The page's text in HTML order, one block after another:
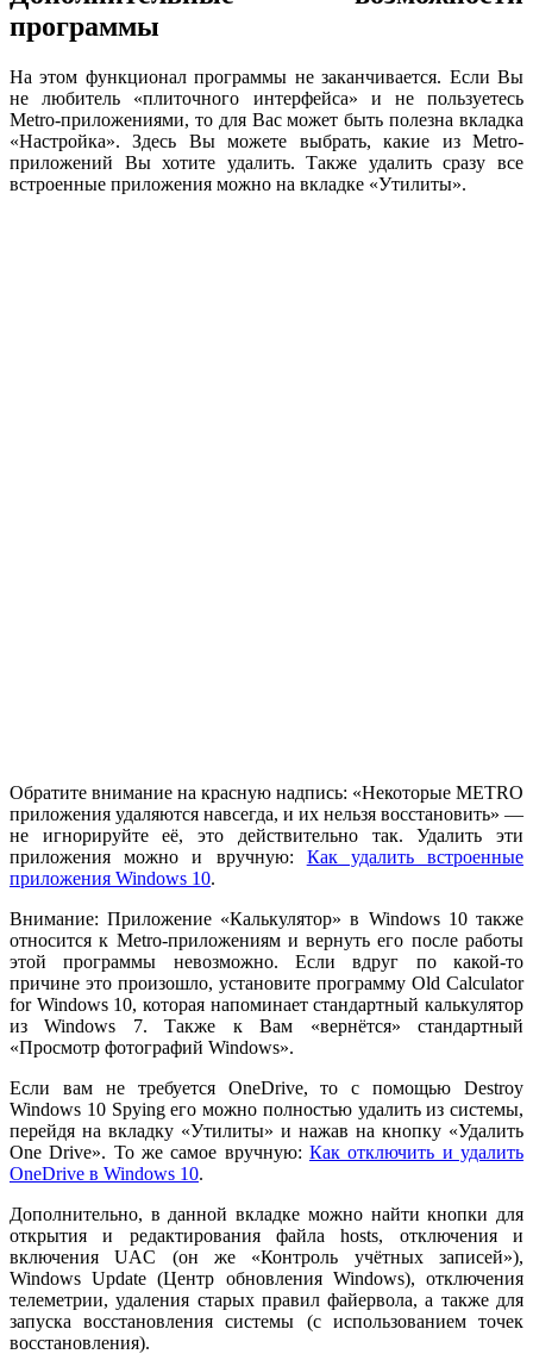
программы
На этом функционал программы не заканчивается. Если Вы
не любитель «плиточного интерфейса» и не пользуетесь
Metro-приложениями, то для Вас может быть полезна вкладка
«Настройка». Здесь Вы можете выбрать, какие из Metro-
приложений Вы хотите удалить. Также удалить сразу все
встроенные приложения можно на вкладке «Утилиты».
Обратите внимание на красную надпись: «Некоторые METRO
приложения удаляются навсегда, и их нельзя восстановить» —
не игнорируйте её, это действительно так. Удалить эти
приложения можно и вручную: Как удалить встроенные
приложения Windows 10.
Внимание: Приложение «Калькулятор» в Windows 10 также
относится к Metro-приложениям и вернуть его после работы
этой программы невозможно. Если вдруг по какой-то
причине это произошло, установите программу Old Calculator
for Windows 10, которая напоминает стандартный калькулятор
из Windows 7. Также к Вам «вернётся» стандартный
«Просмотр фотографий Windows».
Если вам не требуется OneDrive, то с помощью Destroy
Windows 10 Spying его можно полностью удалить из системы,
перейдя на вкладку «Утилиты» и нажав на кнопку «Удалить
One Drive». То же самое вручную: Как отключить и удалить
OneDrive в Windows 10.
Дополнительно, в данной вкладке можно найти кнопки для
открытия и редактирования файла hosts, отключения и
включения UAC (он же «Контроль учётных записей»),
Windows Update (Центр обновления Windows), отключения
телеметрии, удаления старых правил файервола, а также для
запуска восстановления системы (с использованием точек
восстановления).